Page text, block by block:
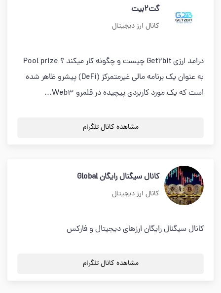
گت2بیت
کانال ارز دیجیتال
درامد ارزی Get2bit چیست و چگونه کار میکند ؟ Pool prize
به عنوان یک برنامه مالی غیرمتمرکز (DeFi) پیشرو ظاهر شده
است که یک مورد کاربردی پیچیده در قلمرو Web3...
مشاهده کانال تلگرام
کانال سیگنال رایگان Global
کانال ارز دیجیتال
کانال سیگنال رایگان ارزهای دیجیتال و فارکس
مشاهده کانال تلگرام